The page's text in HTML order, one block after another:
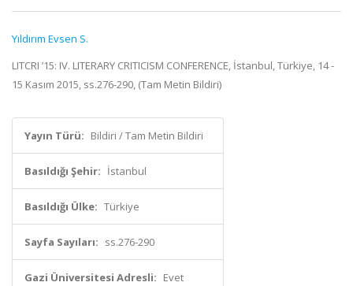
Yıldırım Evsen S.
LITCRI ’15: IV. LITERARY CRITICISM CONFERENCE, İstanbul, Türkiye, 14 -
15 Kasım 2015, ss.276-290, (Tam Metin Bildiri)
Yayın Türü: Bildiri / Tam Metin Bildiri
Basıldığı Şehir: İstanbul
Basıldığı Ülke: Türkiye
Sayfa Sayıları: ss.276-290
Gazi Üniversitesi Adresli: Evet